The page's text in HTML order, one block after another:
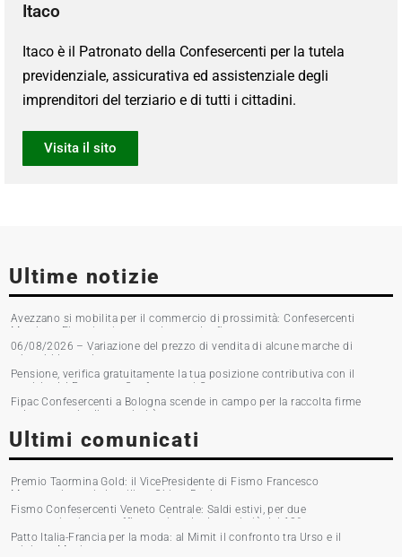
Itaco
Itaco è il Patronato della Confesercenti per la tutela
previdenziale, assicurativa ed assistenziale degli
imprenditori del terziario e di tutti i cittadini.
Visita il sito
Ultime notizie
Avezzano si mobilita per il commercio di prossimità: Confesercenti
Marsica e Fipac in piazza per la raccolta firme
06/08/2026 – Variazione del prezzo di vendita di alcune marche di
tabacchi lavorati
Pensione, verifica gratuitamente la tua posizione contributiva con il
servizio del Patronato Confesercenti Grosseto
Fipac Confesercenti a Bologna scende in campo per la raccolta firme
sul commercio di prossimità
Ultimi comunicati
Premio Taormina Gold: il VicePresidente di Fismo Francesco
Musumeci premia la stilista Chiara Boni
Fismo Confesercenti Veneto Centrale: Saldi estivi, per due
commercianti su tre affluenza in calo. Incassi giù del 10%
Patto Italia-Francia per la moda: al Mimit il confronto tra Urso e il
ministro Martin